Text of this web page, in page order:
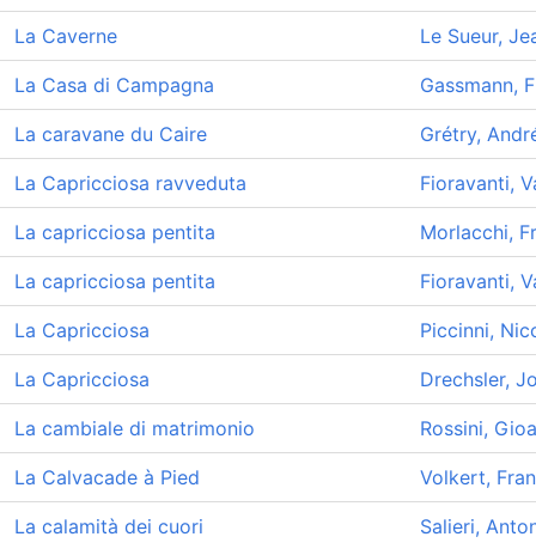
La Caverne Le Sueur,
La Casa di Campagna Gassmann,
La caravane du Caire Grétry,
La Capricciosa ravveduta Fioravanti,
La capricciosa pentita Morlacchi,
La capricciosa pentita Fioravanti,
La Capricciosa Piccinni,
La Capricciosa Drechsler,
La cambiale di matrimonio Rossini,
La Calvacade à Pied Volkert,
La calamità dei cuori Salieri,